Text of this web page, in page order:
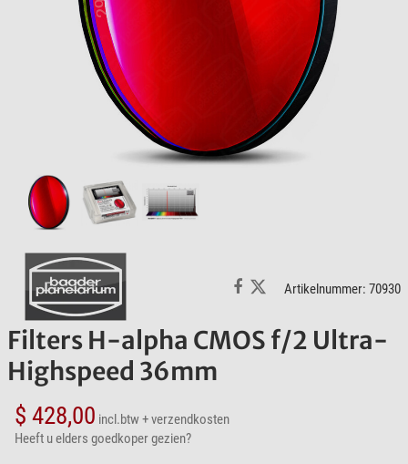
Artikelnummer: 70930
Filters H-alpha CMOS f/2 Ultra-
Highspeed 36mm
$ 428,00 incl.btw+ verzendkosten
Heeft u elders goedkoper gezien?